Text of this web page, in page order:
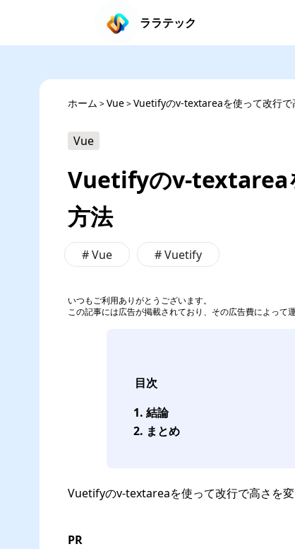
ララテック
ホーム >Vue>Vuetifyのv-textareaを使って改行で
Vue
Vuetifyのv-textarea
方法
#Vue #Vuetify
いつもご利用ありがとうございます。
この記事には広告が掲載されており、その広告費によって
目次
結論
まとめ
Vuetifyのv-textareaを使って改行で高さを変
PR